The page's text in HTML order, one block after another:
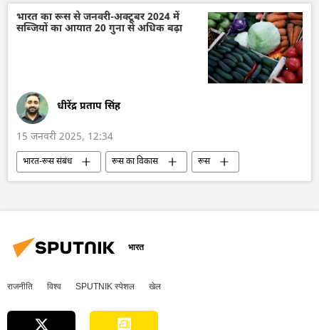
खार्कोव
बेल्गोरोद
गैस
भ्रष्टाचार
भारत का रूस से जनवरी-अक्टूबर 2024 में
सब्जियों का आयात 20 गुना से अधिक बढ़ा
धीरेंद्र प्रताप सिंह
15 जनवरी 2025, 12:34
भारत-रूस संबंध रूस का विकास
रूस
मास्को
भारत
भारत सरकार
आयात
भारत
राजनीति विश्व SPUTNIK स्पेशल खेल